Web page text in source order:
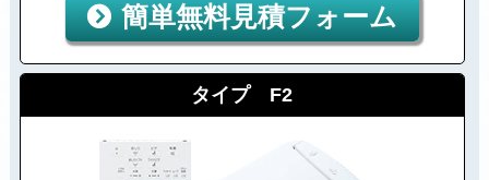
簡単無料見積フォーム
タイプ F2